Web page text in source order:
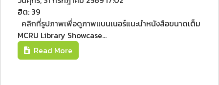
ฮิต: 39
คลิกที่รูปภาพเพื่อดูภาพแบนเนอร์แนะนำหนังสือขนาดเต็ม
MCRU Library Showcase...
Read More